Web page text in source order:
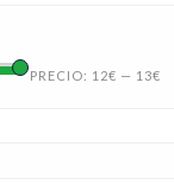
PRECIO: 12€ — 13€